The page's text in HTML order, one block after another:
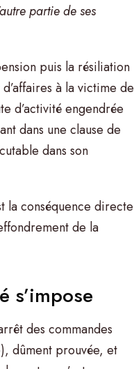
partie de ses
puis la résiliation
à la victime de
d’activité engendrée
dans une clause de
dans son
la conséquence directe
de la
s’impose
des commandes
dûment prouvée, et